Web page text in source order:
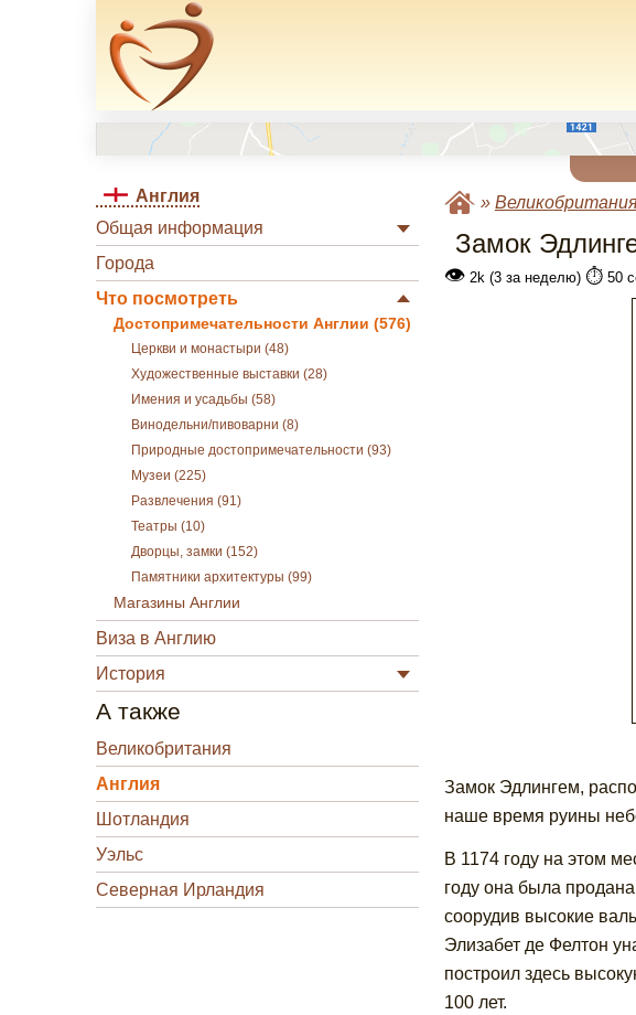
Англия
Общая информация
Города
Что посмотреть
Достопримечательности Англии (576)
Церкви и монастыри (48)
Художественные выставки (28)
Имения и усадьбы (58)
Винодельни/пивоварни (8)
Природные достопримечательности (93)
Музеи (225)
Развлечения (91)
Театры (10)
Дворцы, замки (152)
Памятники архитектуры (99)
Магазины Англии
Виза в Англию
История
А также
Великобритания
Англия
Шотландия
Уэльс
Северная Ирландия
»
Замок
👁2k (3 за неделю) ⏱️50
Замок Эдлингем,
наше время руины
В 1174 году на этом
году она была
соорудив высокие
Элизабет де Фелтон
построил здесь
100 лет.